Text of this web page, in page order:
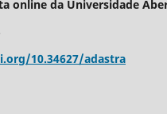
online da Universidade
10.34627/adastra